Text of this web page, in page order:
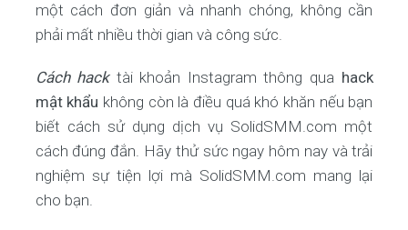
một cách đơn giản và nhanh chóng, không cần
phải mất nhiều thời gian và công sức.
Cách hacktài khoản Instagram thông qua hack
mật khẩu không còn là điều quá khó khăn nếu bạn
biết cách sử dụng dịch vụ SolidSMM.com một
cách đúng đắn. Hãy thử sức ngay hôm nay và trải
nghiệm sự tiện lợi mà SolidSMM.com mang lại
cho bạn.